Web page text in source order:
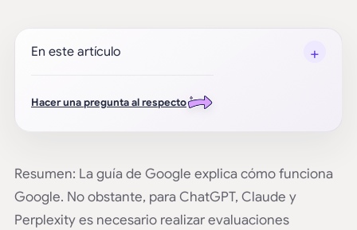
En este artículo +
Hacer una pregunta al respecto
Resumen: La guía de Google explica cómo funciona
Google. No obstante, para ChatGPT, Claude y
Perplexity es necesario realizar evaluaciones